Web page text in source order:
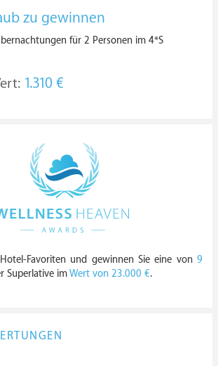
zu gewinnen
für 2 Personen im 4*S
1.310 €
Favoriten und gewinnen Sie eine von 9
Superlative imWert von 23.000 €.